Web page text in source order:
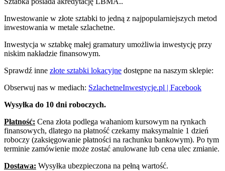
Inwestowanie w złote sztabki to jedną z najpopularniejszych metod
inwestowania w metale szlachetne.
Inwestycja w sztabkę małej gramatury umożliwia inwestycję przy
niskim nakładzie finansowym.
Sprawdź inne złote sztabki lokacyjne dostępne na naszym sklepie:
Obserwuj nas w mediach: SzlachetneInwestycje.pl | Facebook
Wysyłka do 10 dni roboczych.
Płatność: Cena złota podlega wahaniom kursowym na rynkach
finansowych, dlatego na płatność czekamy maksymalnie 1 dzień
roboczy (zaksięgowanie płatności na rachunku bankowym). Po tym
terminie zamówienie może zostać anulowane lub cena ulec zmianie.
Dostawa: Wysyłka ubezpieczona na pełną wartość.